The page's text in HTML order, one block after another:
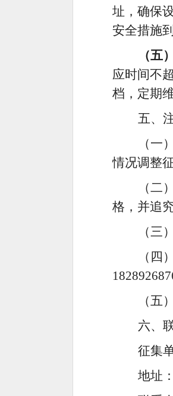
址，确保
安全措施到
（五
应时间不
档，定期
五、
（一
情况调整
（二
格，并追
（三
（ 四
（五
六、
征集
地址